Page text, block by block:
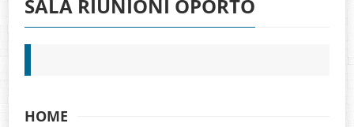
Studio
Materie
SALA RIUNIONI OPORTO
HOME